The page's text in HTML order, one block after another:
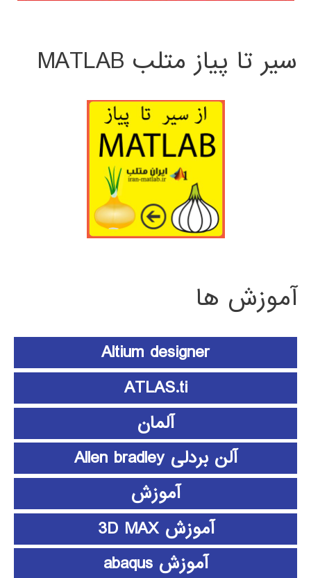
سیر تا پیاز متلب MATLAB
آموزش ها
Altium designer
ATLAS.ti
آلمان
آلن بردلی Allen bradley
آموزش
آموزش 3D MAX
آموزش abaqus